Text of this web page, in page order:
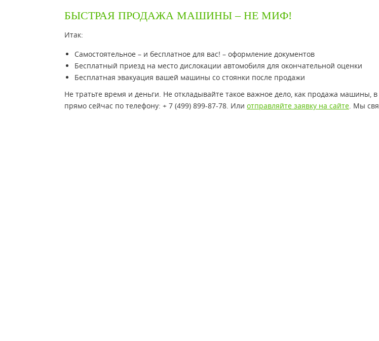
БЫСТРАЯ ПРОДАЖА МАШИНЫ – НЕ МИФ!
Итак:
Самостоятельное – и бесплатное для вас! – оформление документов
Бесплатный приезд на место дислокации автомобиля для окончательной оценки
Бесплатная эвакуация вашей машины со стоянки после продажи
Не тратьте время и деньги. Не откладывайте такое важное дело, как продажа машины,
прямо сейчас по телефону: + 7 (499) 899-87-78. Или отправляйте заявку на сайте. Мы